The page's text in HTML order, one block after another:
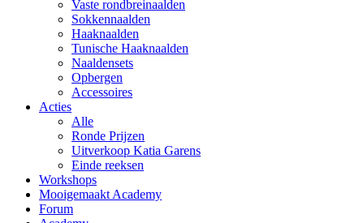
Vaste rondbreinaalden
Sokkennaalden
Haaknaalden
Tunische Haaknaalden
Naaldensets
Opbergen
Accessoires
Acties
Alle
Ronde Prijzen
Uitverkoop Katia Garens
Einde reeksen
Workshops
Mooigemaakt Academy
Forum